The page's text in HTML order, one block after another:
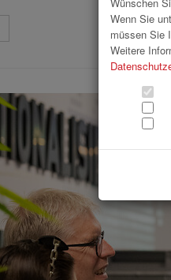
Wenn Sie
müssen Sie
Weitere